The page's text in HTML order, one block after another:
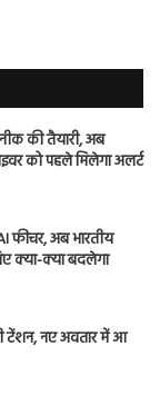
की तैयारी, अब
को पहले मिलेगा अलर्ट
अब भारतीय
क्या-क्या बदलेगा
टेंशन, नए अवतार में आ